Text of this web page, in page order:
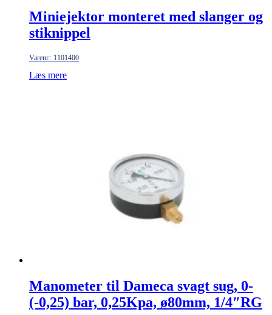
Miniejektor monteret med slanger og
stiknippel
Varenr.: 1101400
Læs mere
Manometer til Dameca svagt sug, 0-
(-0,25) bar, 0,25Kpa, ø80mm, 1/4″RG